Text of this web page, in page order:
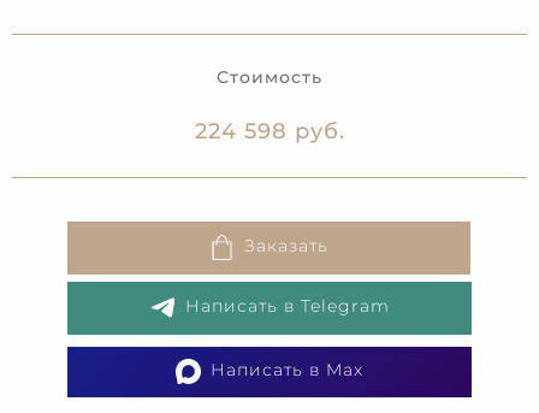
Стоимость
224 598 руб.
Заказать
Написать в Telegram
Написать в Max